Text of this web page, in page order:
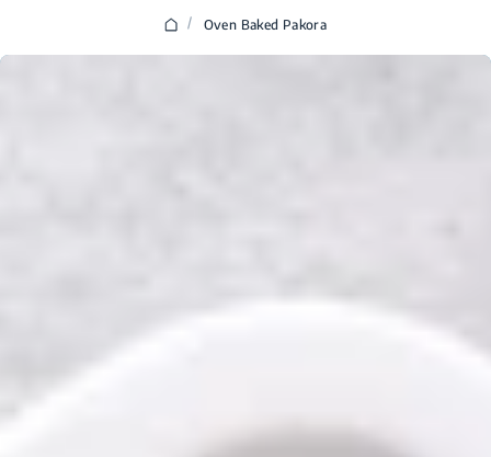
/ Oven Baked Pakora